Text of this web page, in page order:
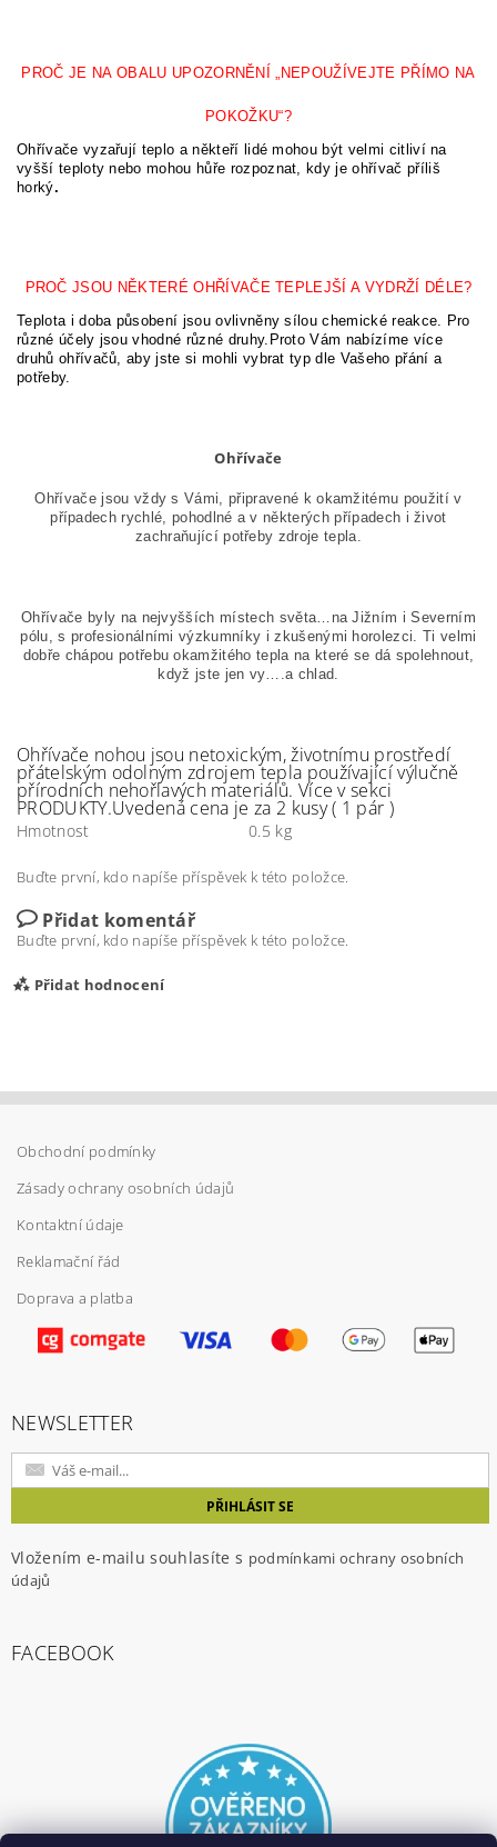
PROČ JE NA OBALU UPOZORNĚNÍ „NEPOUŽÍVEJTE PŘÍMO NA
POKOŽKU“?
Ohřívače vyzařují teplo a někteří lidé mohou být velmi citliví na
vyšší teploty nebo mohou hůře rozpoznat, kdy je ohřívač příliš
horký.
PROČ JSOU NĚKTERÉ OHŘÍVAČE TEPLEJŠÍ A VYDRŽÍ DÉLE?
Teplota i doba působení jsou ovlivněny sílou chemické reakce. Pro
různé účely jsou vhodné různé druhy.Proto Vám nabízíme více
druhů ohřívačů, aby jste si mohli vybrat typ dle Vašeho přání a
potřeby.
Ohřívače
Ohřívače jsou vždy s Vámi, připravené k okamžitému použití v
případech rychlé, pohodlné a v některých případech i život
zachraňující potřeby zdroje tepla.
Ohřívače byly na nejvyšších místech světa…na Jižním i Severním
pólu,s profesionálními výzkumníky i zkušenými horolezci. Ti velmi
dobře chápou potřebuokamžitého tepla na které se dá spolehnout,
když jste jen vy….a chlad.
Ohřívače nohou jsou netoxickým, životnímu prostředí
přátelským odolným zdrojem tepla používající výlučně
přírodních nehořlavých materiálů. Více v sekci
PRODUKTY.Uvedená cena je za 2 kusy ( 1 pár )
Hmotnost 0.5 kg
Buďte první, kdo napíše příspěvek k této položce.
Přidat komentář
Buďte první, kdo napíše příspěvek k této položce.
Přidat hodnocení
Vložením hodnocení souhlasíte spodmínkami
ochrany osobních údajů
Obchodní podmínky
Zásady ochrany osobních údajů
Kontaktní údaje
Reklamační řád
Doprava a platba
NEWSLETTER
Vložením e-mailu souhlasíte s podmínkami ochrany osobních
údajů
FACEBOOK